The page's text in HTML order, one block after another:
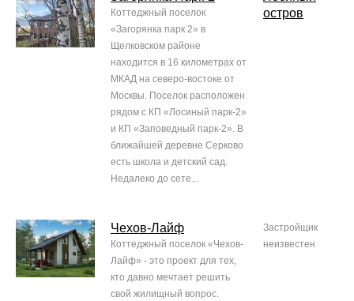
Коттеджный поселок
«Загорянка парк 2» в
Щелковском районе
находится в 16 километрах от
МКАД на северо-востоке от
Москвы. Поселок расположен
рядом с КП «Лосиный парк-2»
и КП «Заповедный парк-2». В
ближайшей деревне Серково
есть школа и детский сад.
Недалеко до сете...
остров
Чехов-Лайф
Коттеджный поселок «Чехов-
Лайф» - это проект для тех,
кто давно мечтает решить
свой жилищный вопрос.
Застройщик
неизвестен